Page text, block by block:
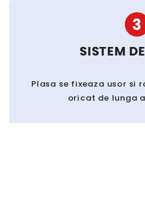
3
SISTEM
Plasa se fixeaza usor si
oricat de lunga